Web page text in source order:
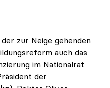
zur Neige gehenden
auch das
im Nationalrat
der